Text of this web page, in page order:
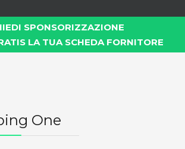
SPONSORIZZAZIONE
LA TUA SCHEDA FORNITORE
One